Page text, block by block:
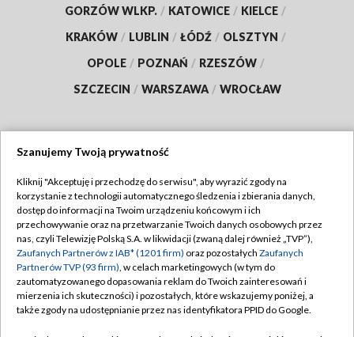
GORZÓW WLKP. / KATOWICE / KIELCE /
KRAKÓW / LUBLIN / ŁÓDŹ / OLSZTYN /
OPOLE / POZNAŃ / RZESZÓW /
SZCZECIN / WARSZAWA / WROCŁAW
TVP
Abonament TVP
Emisja w TVP
Centrum informacji TVP
Naziemna Telewizja Cyfrowa
Regulamin TVP
Polityka prywatności
Moje zgody
Pomoc
Szanujemy Twoją prywatność
Kliknij "Akceptuję i przechodzę do serwisu", aby wyrazić zgody na
korzystanie z technologii automatycznego śledzenia i zbierania danych,
dostęp do informacji na Twoim urządzeniu końcowym i ich
przechowywanie oraz na przetwarzanie Twoich danych osobowych przez
nas, czyli Telewizję Polską S.A. w likwidacji (zwaną dalej również „TVP”),
Zaufanych Partnerów z IAB* (1201 firm) oraz pozostałych Zaufanych
Partnerów TVP (93 firm), w celach marketingowych (w tym do
zautomatyzowanego dopasowania reklam do Twoich zainteresowań i
mierzenia ich skuteczności) i pozostałych, które wskazujemy poniżej, a
także zgody na udostępnianie przez nas identyfikatora PPID do Google.